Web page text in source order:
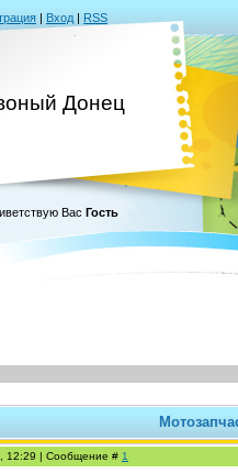
| Вход | RSS
Донец
Вас Гость
12:29 | Сообщение # 1